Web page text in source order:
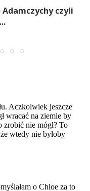
czyli